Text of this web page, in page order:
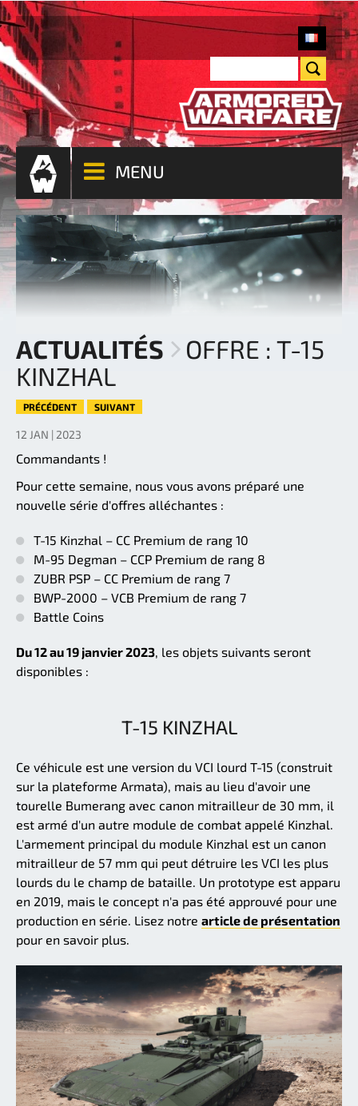
MENU
ACTUALITÉS
OFFRE : T-15
KINZHAL
PRÉCÉDENT SUIVANT
12 JAN | 2023
Commandants !
Pour cette semaine, nous vous avons préparé une
nouvelle série d'offres alléchantes :
T-15 Kinzhal – CC Premium de rang 10
M-95 Degman – CCP Premium de rang 8
ZUBR PSP – CC Premium de rang 7
BWP-2000 – VCB Premium de rang 7
Battle Coins
Du 12 au 19 janvier 2023, les objets suivants seront
disponibles :
T-15 KINZHAL
Ce véhicule est une version du VCI lourd T-15 (construit
sur la plateforme Armata), mais au lieu d'avoir une
tourelle Bumerang avec canon mitrailleur de 30 mm, il
est armé d'un autre module de combat appelé Kinzhal.
L'armement principal du module Kinzhal est un canon
mitrailleur de 57 mm qui peut détruire les VCI les plus
lourds du le champ de bataille. Un prototype est apparu
en 2019, mais le concept n'a pas été approuvé pour une
production en série. Lisez notre article de présentation
pour en savoir plus.